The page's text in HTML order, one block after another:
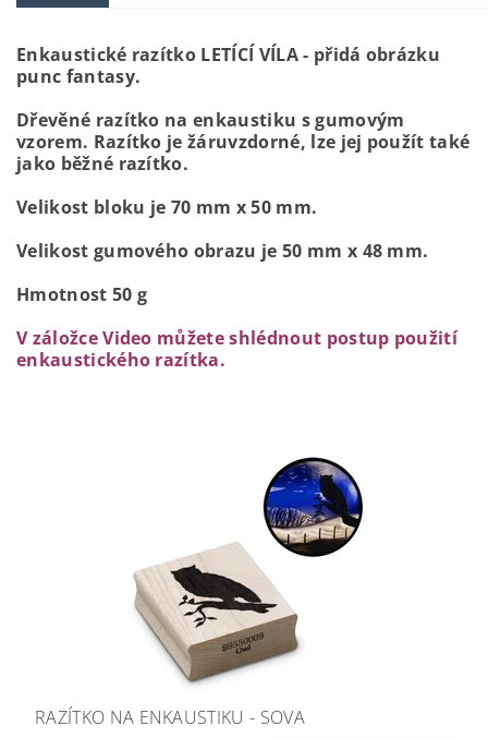
Enkaustické razítko LETÍCÍ VÍLA - přidá obrázku
punc fantasy.
Dřevěné razítko na enkaustiku s gumovým
vzorem. Razítko je žáruvzdorné, lze jej použít také
jako běžné razítko.
Velikost bloku je 70 mm x 50 mm.
Velikost gumového obrazu je 50 mm x 48 mm.
Hmotnost 50 g
V záložce Video můžete shlédnout postup použití
enkaustického razítka.
RAZÍTKO NA ENKAUSTIKU - SOVA